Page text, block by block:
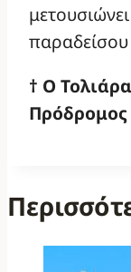
παραδείσου
† Ο
Πρόδρομος